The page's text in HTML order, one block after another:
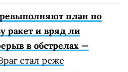
план по
ракет и вряд ли
в обстрелах —
стал реже